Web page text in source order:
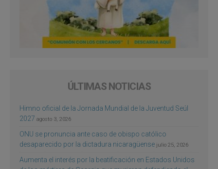
ÚLTIMAS NOTICIAS
Himno oficial de la Jornada Mundial de la Juventud Seúl
2027 agosto 3, 2026
ONU se pronuncia ante caso de obispo católico
desaparecido por la dictadura nicaragüense julio 25, 2026
Aumenta el interés por la beatificación en Estados Unidos